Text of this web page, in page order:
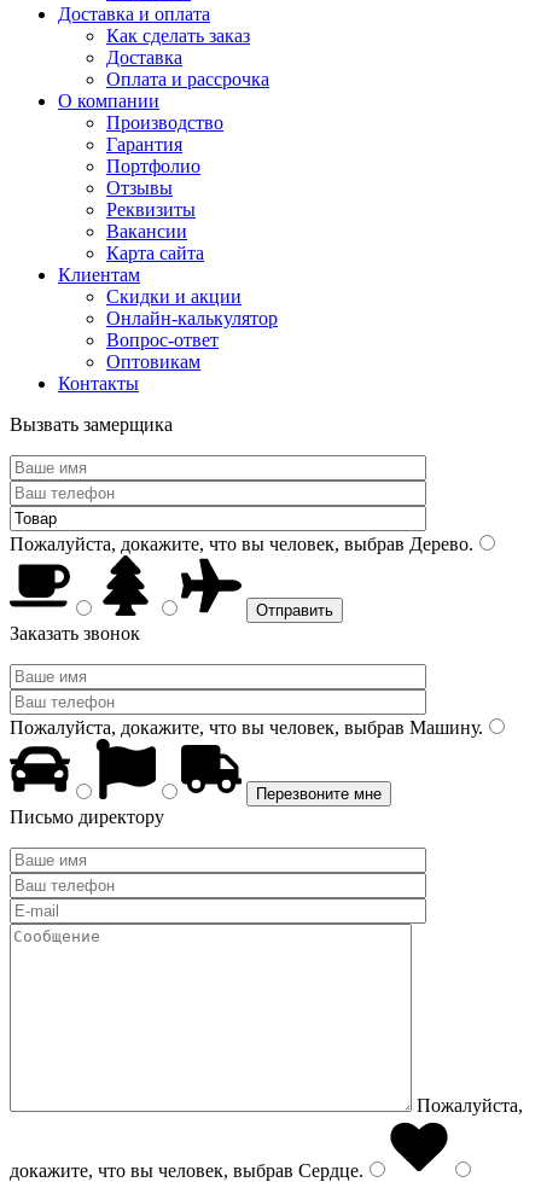
Доставка и оплата
Как сделать заказ
Доставка
Оплата и рассрочка
О компании
Производство
Гарантия
Портфолио
Отзывы
Реквизиты
Вакансии
Карта сайта
Клиентам
Скидки и акции
Онлайн-калькулятор
Вопрос-ответ
Оптовикам
Контакты
Вызвать замерщика
Пожалуйста, докажите, что вы человек, выбрав Дерево.
Заказать звонок
Пожалуйста, докажите, что вы человек, выбрав Машину.
Письмо директору
Пожалуйста,
докажите, что вы человек, выбрав Сердце.